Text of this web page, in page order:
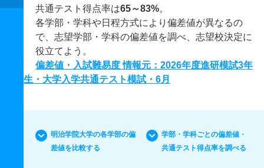
共通テスト得点率は65～83%。
各学部・学科や日程方式により偏差値が異なるの
で、志望学部・学科の偏差値を調べ、志望校決定に
役立てよう。
偏差値・入試難易度 情報元：2026年度進研模試3年
生・大学入学共通テスト模試・6月
明治学院大学の各学部の偏
差値を比較する
学部・学科ごとの偏差値・
共通テスト得点率を調べる